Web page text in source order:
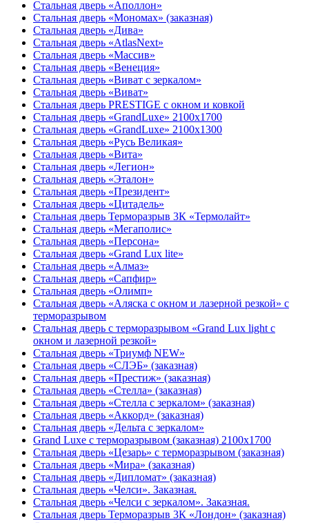
Стальная дверь «Аполлон»
Стальная дверь «Мономах» (заказная)
Стальная дверь «Дива»
Стальная дверь «AtlasNext»
Стальная дверь «Массив»
Стальная дверь «Венеция»
Стальная дверь «Виват с зеркалом»
Стальная дверь «Виват»
Стальная дверь PRESTIGE с окном и ковкой
Стальная дверь «GrandLuxe» 2100х1700
Стальная дверь «GrandLuxe» 2100х1300
Стальная дверь «Русь Великая»
Стальная дверь «Вита»
Стальная дверь «Легион»
Стальная дверь «Эталон»
Стальная дверь «Президент»
Стальная дверь «Цитадель»
Стальная дверь Терморазрыв 3К «Термолайт»
Стальная дверь «Мегаполис»
Стальная дверь «Персона»
Стальная дверь «Grand Lux lite»
Стальная дверь «Алмаз»
Стальная дверь «Сапфир»
Стальная дверь «Олимп»
Стальная дверь «Аляска с окном и лазерной резкой» с
терморазрывом
Стальная дверь с терморазрывом «Grand Lux light с
окном и лазерной резкой»
Стальная дверь «Триумф NEW»
Стальная дверь «СЛЭБ» (заказная)
Стальная дверь «Престиж» (заказная)
Стальная дверь «Стелла» (заказная)
Стальная дверь «Стелла с зеркалом» (заказная)
Стальная дверь «Аккорд» (заказная)
Стальная дверь «Дельта с зеркалом»
Grand Luxe с терморазрывом (заказная) 2100х1700
Стальная дверь «Цезарь» с терморазрывом (заказная)
Стальная дверь «Мира» (заказная)
Стальная дверь «Дипломат» (заказная)
Стальная дверь «Челси». Заказная.
Стальная дверь «Челси с зеркалом». Заказная.
Стальная дверь Терморазрыв 3К «Лондон» (заказная)